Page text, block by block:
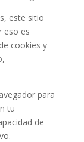
este sitio
eso es
cookies y
para
tu
de